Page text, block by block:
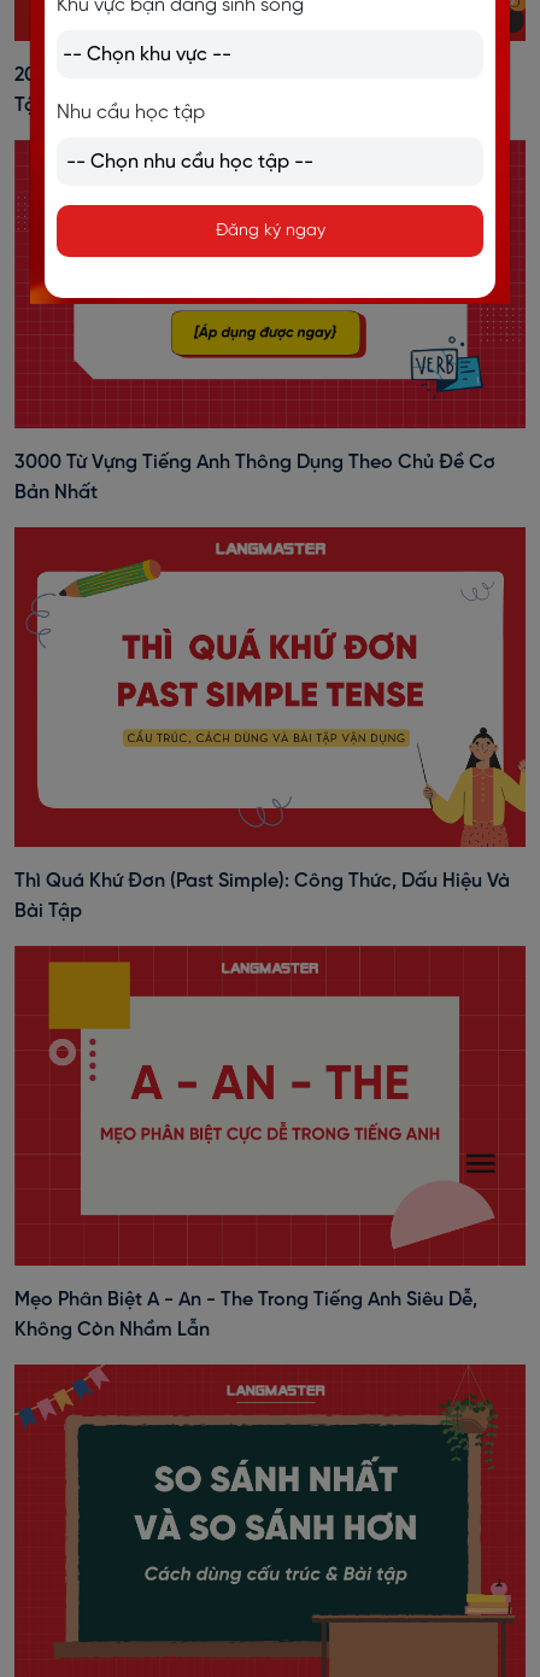
20+ Cách Đánh Trọng Âm Tiếng Anh Dễ Nhớ, Kèm Bài
Tập Vận Dụng
3000 Từ Vựng Tiếng Anh Thông Dụng Theo Chủ Đề Cơ
Bản Nhất
Thì Quá Khứ Đơn (past Simple): Công Thức, Dấu Hiệu Và
Bài Tập
Mẹo Phân Biệt A - An - The Trong Tiếng Anh Siêu Dễ,
Không Còn Nhầm Lẫn
Khu vực bạn đang sinh sống
Nhu cầu học tập
Đăng ký ngay